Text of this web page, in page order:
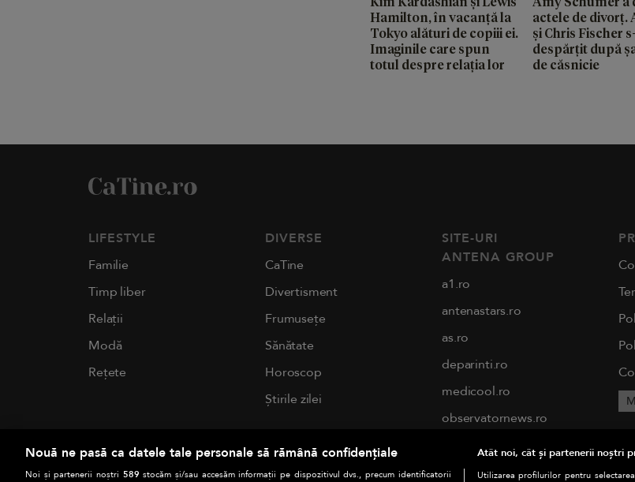
Hamilton, în vacanță la
Tokyo alături de copiii ei.
Imaginile care spun
totul despre relația lor
actele de divorț.
și Chris Fischer
despărțit după
de căsnicie
LIFESTYLE
Familie
Timp liber
Relații
Modă
Rețete
DIVERSE
CaTine
Divertisment
Frumusețe
Sănătate
Horoscop
Știrile zilei
SITE-URI
ANTENA GROUP
a1.ro
antenastars.ro
as.ro
deparinti.ro
medicool.ro
observatornews.ro
spynews.ro
tvhappy.ro
Nouă ne pasă ca datele tale personale să rămână confidențiale
Noi și partenerii noștri 589 stocăm și/sau accesăm informații pe dispozitivul dvs., precum identificatorii
Atât noi, cât și partenerii noștri
Utilizarea profilurilor pentru